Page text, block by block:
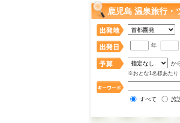
鹿児島 温泉旅行・
年
か
※おとな1名様あたり
すべて 施